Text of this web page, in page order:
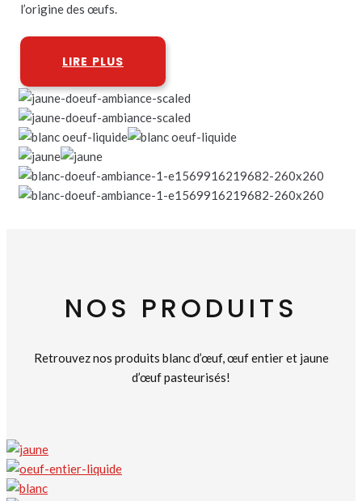
l’origine des œufs.
LIRE PLUS
NOS PRODUITS
Retrouvez nos produits blanc d’œuf, œuf entier et jaune
d’œuf pasteurisés!